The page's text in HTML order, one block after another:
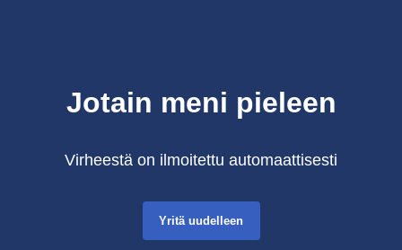
Jotain meni pieleen
Virheestä on ilmoitettu automaattisesti
Yritä uudelleen